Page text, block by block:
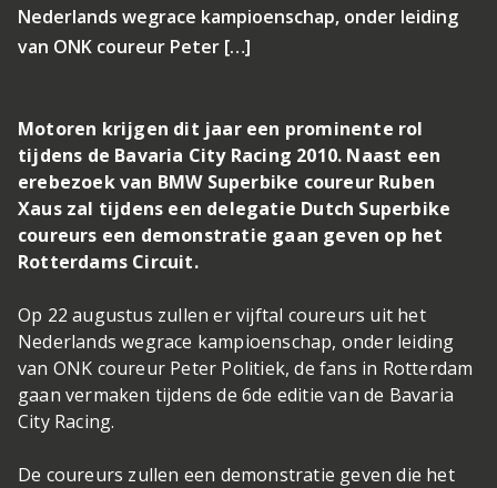
Nederlands wegrace kampioenschap, onder leiding
van ONK coureur Peter […]
Motoren krijgen dit jaar een prominente rol
tijdens de Bavaria City Racing 2010. Naast een
erebezoek van BMW Superbike coureur Ruben
Xaus zal tijdens een delegatie Dutch Superbike
coureurs een demonstratie gaan geven op het
Rotterdams Circuit.
Op 22 augustus zullen er vijftal coureurs uit het
Nederlands wegrace kampioenschap, onder leiding
van ONK coureur Peter Politiek, de fans in Rotterdam
gaan vermaken tijdens de 6de editie van de Bavaria
City Racing.
De coureurs zullen een demonstratie geven die het